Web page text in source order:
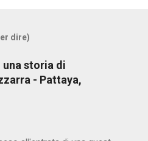
dire)
storia di
- Pattaya,